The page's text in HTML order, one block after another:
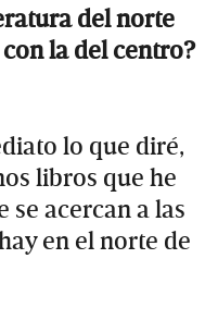
del norte
la del centro?
lo que diré,
libros que he
se acercan a las
en el norte de